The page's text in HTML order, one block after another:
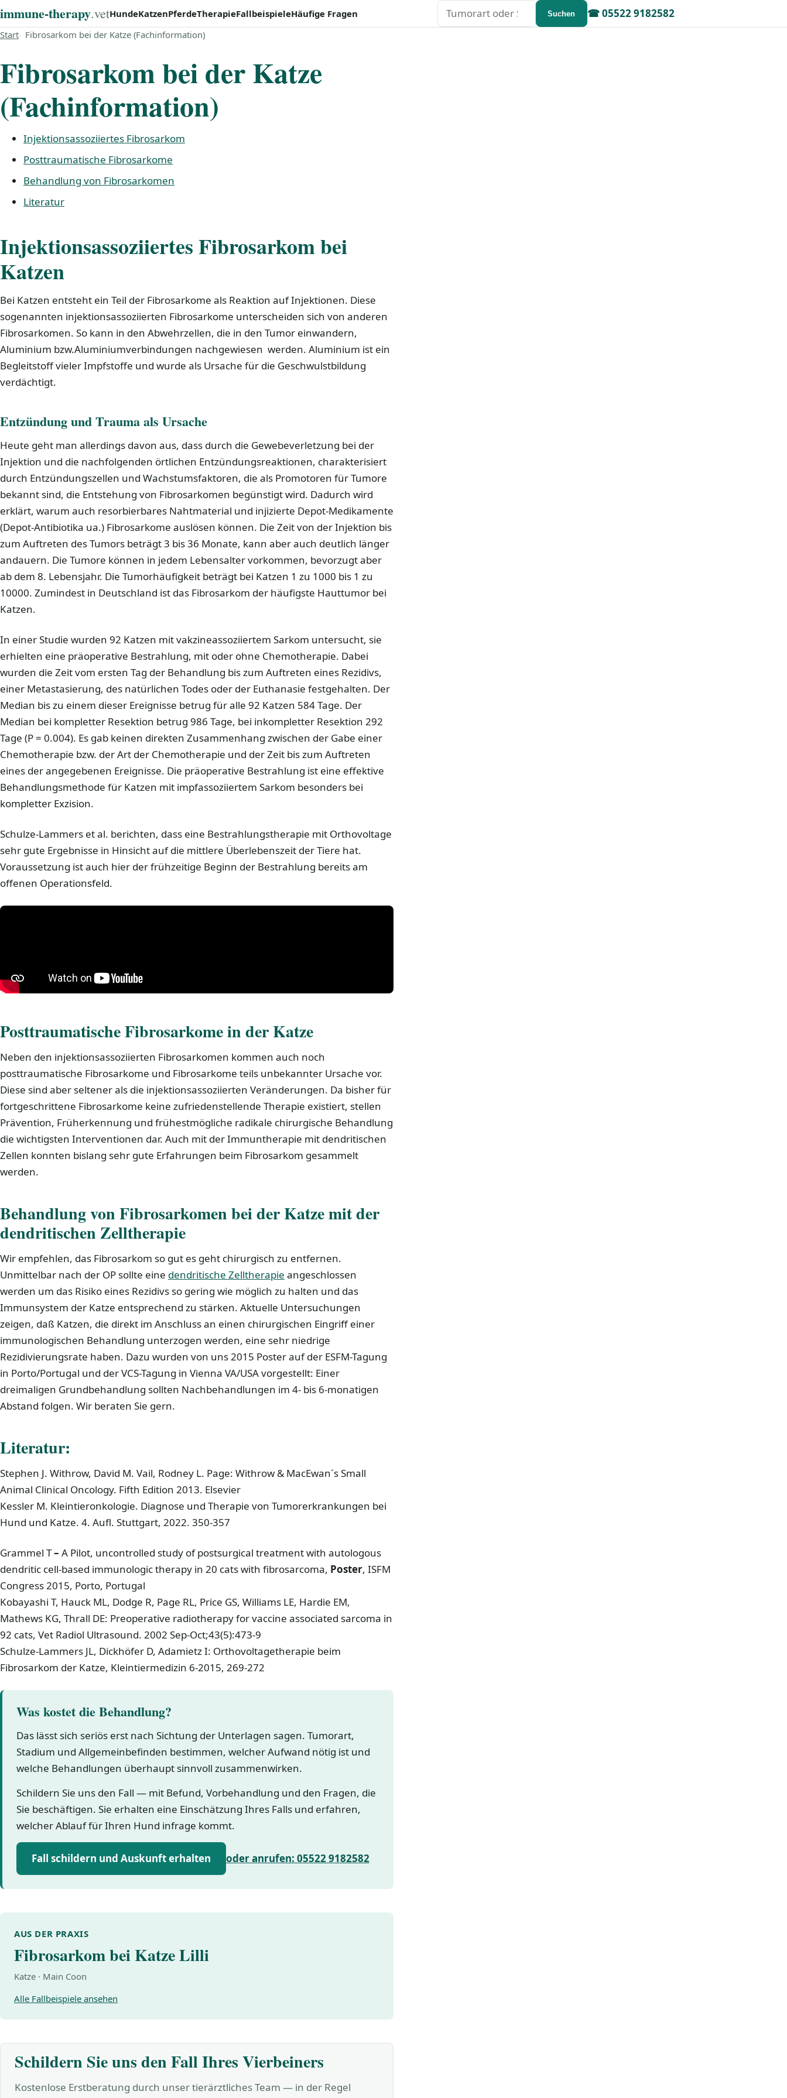
immune‑therapy.vet ☎05522 9182582
HundeKatzenPferdeTherapieFallbeispieleHäufige Fragen Suchen Suchen
Start Fibrosarkom bei der Katze (Fachinformation)
Fibrosarkom bei der Katze
(Fachinformation)
Injektionsassoziiertes Fibrosarkom
Posttraumatische Fibrosarkome
Behandlung von Fibrosarkomen
Literatur
Injektionsassoziiertes Fibrosarkom bei
Katzen
Bei Katzen entsteht ein Teil der Fibrosarkome als Reaktion auf Injektionen. Diese
sogenannten injektionsassoziierten Fibrosarkome unterscheiden sich von anderen
Fibrosarkomen. So kann in den Abwehrzellen, die in den Tumor einwandern,
Aluminium bzw.Aluminiumverbindungen nachgewiesen werden. Aluminium ist ein
Begleitstoff vieler Impfstoffe und wurde als Ursache für die Geschwulstbildung
verdächtigt.
Entzündung und Trauma als Ursache
Heute geht man allerdings davon aus, dass durch die Gewebeverletzung bei der
Injektion und die nachfolgenden örtlichen Entzündungsreaktionen, charakterisiert
durch Entzündungszellen und Wachstumsfaktoren, die als Promotoren für Tumore
bekannt sind, die Entstehung von Fibrosarkomen begünstigt wird. Dadurch wird
erklärt, warum auch resorbierbares Nahtmaterial und injizierte Depot-Medikamente
(Depot-Antibiotika ua.) Fibrosarkome auslösen können. Die Zeit von der Injektion bis
zum Auftreten des Tumors beträgt 3 bis 36 Monate, kann aber auch deutlich länger
andauern. Die Tumore können in jedem Lebensalter vorkommen, bevorzugt aber
ab dem 8. Lebensjahr. Die Tumorhäufigkeit beträgt bei Katzen 1 zu 1000 bis 1 zu
10000. Zumindest in Deutschland ist das Fibrosarkom der häufigste Hauttumor bei
Katzen.
In einer Studie wurden 92 Katzen mit vakzineassoziiertem Sarkom untersucht, sie
erhielten eine präoperative Bestrahlung, mit oder ohne Chemotherapie. Dabei
wurden die Zeit vom ersten Tag der Behandlung bis zum Auftreten eines Rezidivs,
einer Metastasierung, des natürlichen Todes oder der Euthanasie festgehalten. Der
Median bis zu einem dieser Ereignisse betrug für alle 92 Katzen 584 Tage. Der
Median bei kompletter Resektion betrug 986 Tage, bei inkompletter Resektion 292
Tage (P = 0.004). Es gab keinen direkten Zusammenhang zwischen der Gabe einer
Chemotherapie bzw. der Art der Chemotherapie und der Zeit bis zum Auftreten
eines der angegebenen Ereignisse. Die präoperative Bestrahlung ist eine effektive
Behandlungsmethode für Katzen mit impfassoziiertem Sarkom besonders bei
kompletter Exzision.
Schulze-Lammers et al. berichten, dass eine Bestrahlungstherapie mit Orthovoltage
sehr gute Ergebnisse in Hinsicht auf die mittlere Überlebenszeit der Tiere hat.
Voraussetzung ist auch hier der frühzeitige Beginn der Bestrahlung bereits am
offenen Operationsfeld.
Posttraumatische Fibrosarkome in der Katze
Neben den injektionsassoziierten Fibrosarkomen kommen auch noch
posttraumatische Fibrosarkome und Fibrosarkome teils unbekannter Ursache vor.
Diese sind aber seltener als die injektionsassoziierten Veränderungen. Da bisher für
fortgeschrittene Fibrosarkome keine zufriedenstellende Therapie existiert, stellen
Prävention, Früherkennung und frühestmögliche radikale chirurgische Behandlung
die wichtigsten Interventionen dar. Auch mit der Immuntherapie mit dendritischen
Zellen konnten bislang sehr gute Erfahrungen beim Fibrosarkom gesammelt
werden.
Behandlung von Fibrosarkomen bei der Katze mit der
dendritischen Zelltherapie
Wir empfehlen, das Fibrosarkom so gut es geht chirurgisch zu entfernen.
Unmittelbar nach der OP sollte eine dendritische Zelltherapie angeschlossen
werden um das Risiko eines Rezidivs so gering wie möglich zu halten und das
Immunsystem der Katze entsprechend zu stärken. Aktuelle Untersuchungen
zeigen, daß Katzen, die direkt im Anschluss an einen chirurgischen Eingriff einer
immunologischen Behandlung unterzogen werden, eine sehr niedrige
Rezidivierungsrate haben. Dazu wurden von uns 2015 Poster auf der ESFM-Tagung
in Porto/Portugal und der VCS-Tagung in Vienna VA/USA vorgestellt: Einer
dreimaligen Grundbehandlung sollten Nachbehandlungen im 4- bis 6-monatigen
Abstand folgen. Wir beraten Sie gern.
Literatur:
Stephen J. Withrow, David M. Vail, Rodney L. Page: Withrow & MacEwan´s Small
Animal Clinical Oncology. Fifth Edition 2013. Elsevier
Kessler M. Kleintieronkologie. Diagnose und Therapie von Tumorerkrankungen bei
Hund und Katze. 4. Aufl. Stuttgart, 2022. 350-357
Grammel T– A Pilot, uncontrolled study of postsurgical treatment with autologous
dendritic cell-based immunologic therapy in 20 cats with fibrosarcoma, Poster, ISFM
Congress 2015, Porto, Portugal
Kobayashi T, Hauck ML, Dodge R, Page RL, Price GS, Williams LE, Hardie EM,
Mathews KG, Thrall DE: Preoperative radiotherapy for vaccine associated sarcoma in
92 cats, Vet Radiol Ultrasound. 2002 Sep-Oct;43(5):473-9
Schulze-Lammers JL, Dickhöfer D, Adamietz I: Orthovoltagetherapie beim
Fibrosarkom der Katze, Kleintiermedizin 6-2015, 269-272
Was kostet die Behandlung?
Das lässt sich seriös erst nach Sichtung der Unterlagen sagen. Tumorart,
Stadium und Allgemeinbefinden bestimmen, welcher Aufwand nötig ist und
welche Behandlungen überhaupt sinnvoll zusammenwirken.
Schildern Sie uns den Fall — mit Befund, Vorbehandlung und den Fragen, die
Sie beschäftigen. Sie erhalten eine Einschätzung Ihres Falls und erfahren,
welcher Ablauf für Ihren Hund infrage kommt.
Fall schildern und Auskunft erhalten oder anrufen: 05522 9182582
AUS DER PRAXIS
Fibrosarkom bei Katze Lilli
Katze · Main Coon
Alle Fallbeispiele ansehen
Schildern Sie uns den Fall Ihres Vierbeiners
Kostenlose Erstberatung durch unser tierärztliches Team — in der Regel